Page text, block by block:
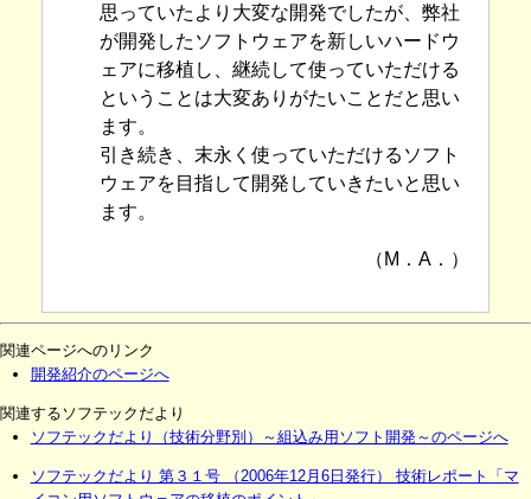
思っていたより大変な開発でしたが、弊社
が開発したソフトウェアを新しいハードウ
ェアに移植し、継続して使っていただける
ということは大変ありがたいことだと思い
ます。
引き続き、末永く使っていただけるソフト
ウェアを目指して開発していきたいと思い
ます。
（M．A．）
関連ページへのリンク
開発紹介のページへ
関連するソフテックだより
ソフテックだより（技術分野別）～組込み用ソフト開発～のページへ
ソフテックだより 第３１号 （2006年12月6日発行） 技術レポート「マ